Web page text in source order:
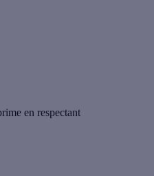
en respectant